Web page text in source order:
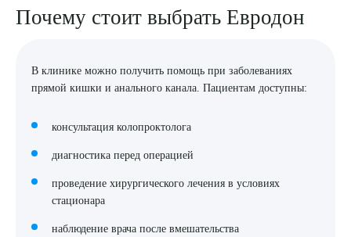
Почему стоит выбрать Евродон
В клинике можно получить помощь при заболеваниях
прямой кишки и анального канала. Пациентам доступны:
консультация колопроктолога
диагностика перед операцией
проведение хирургического лечения в условиях
стационара
наблюдение врача после вмешательства